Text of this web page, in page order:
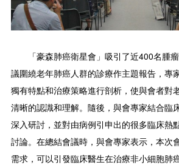
「豪森肺癌衛星會」吸引了近400名腫瘤
議圍繞老年肺癌人群的診療作主題報告，專
獨有特點和治療策略進行剖析，使與會者對
清晰的認識和理解。隨後，與會專家結合臨
深入研討，並對由病例引申出的很多臨床熱
討論。在總結會議時，與會專家表示，本次
需求，可以引發臨床醫生在治療非小細胞肺